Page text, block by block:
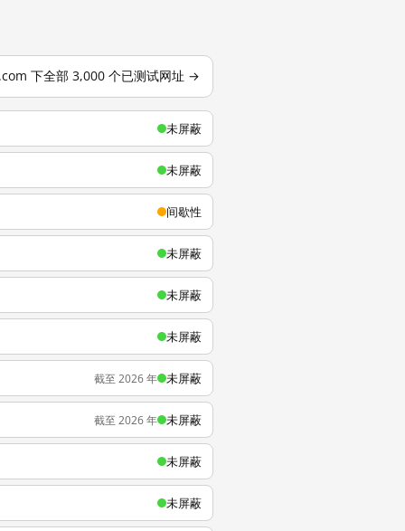
下全部 3,000 个已测试网址 →
未屏蔽
未屏蔽
间歇性
未屏蔽
未屏蔽
未屏蔽
截至 2026 年 未屏蔽
截至 2026 年 未屏蔽
未屏蔽
未屏蔽